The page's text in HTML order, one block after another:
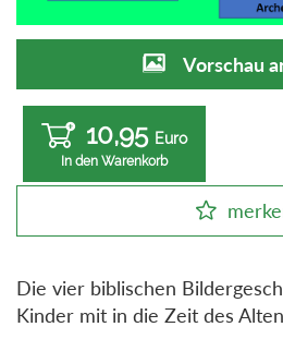
Vorschau
10,95 Euro
In den Warenkorb
Die vier biblischen
Kinder mit in die Zeit des